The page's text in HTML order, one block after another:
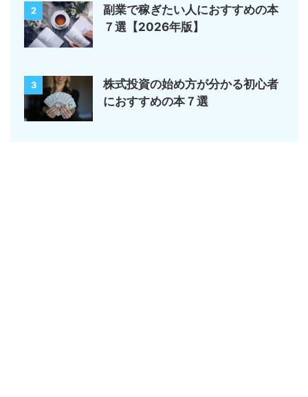
2
副業で稼ぎたい人におすすめの本
７選【2026年版】
3
株式投資の始め方が分かる初心者
におすすめの本７選